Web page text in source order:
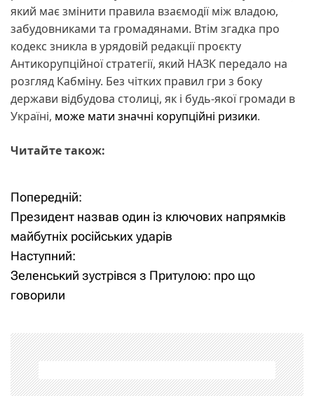
який має змінити правила взаємодії між владою,
забудовниками та громадянами. Втім згадка про
кодекс зникла в урядовій редакції проєкту
Антикорупційної стратегії, який НАЗК передало на
розгляд Кабміну. Без чітких правил гри з боку
держави відбудова столиці, як і будь-якої громади в
Україні, може мати значні корупційні ризики.
Читайте також:
Н
а
в
і
а
ц
Попередній:
Президент назвав один із ключових напрямків
майбутніх російських ударів
Наступний:
Зеленський зустрівся з Притулою: про що
говорили